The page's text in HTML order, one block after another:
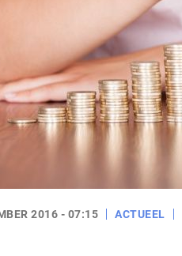
2016 - 07:15 ACTUEEL